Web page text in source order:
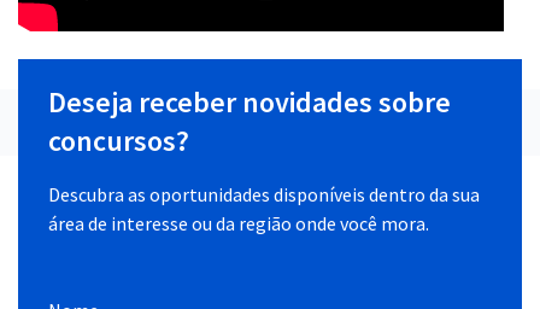
Deseja receber novidades sobre
concursos?
Descubra as oportunidades disponíveis dentro da sua
área de interesse ou da região onde você mora.